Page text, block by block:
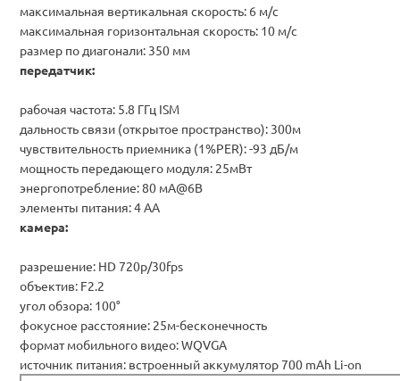
максимальная вертикальная скорость: 6 м/с
максимальная горизонтальная скорость: 10 м/с
размер по диагонали: 350 мм
передатчик:
рабочая частота: 5.8 ГГц ISM
дальность связи (открытое пространство): 300м
чувствительность приемника (1%PER): -93 дБ/м
мощность передающего модуля: 25мВт
энергопотребление: 80 мА@6В
элементы питания: 4 АА
камера:
разрешение: HD 720p/30fps
объектив: F2.2
угол обзора: 100°
фокусное расстояние: 25м-бесконечность
формат мобильного видео: WQVGA
источник питания: встроенный аккумулятор 700 mAh Li-on